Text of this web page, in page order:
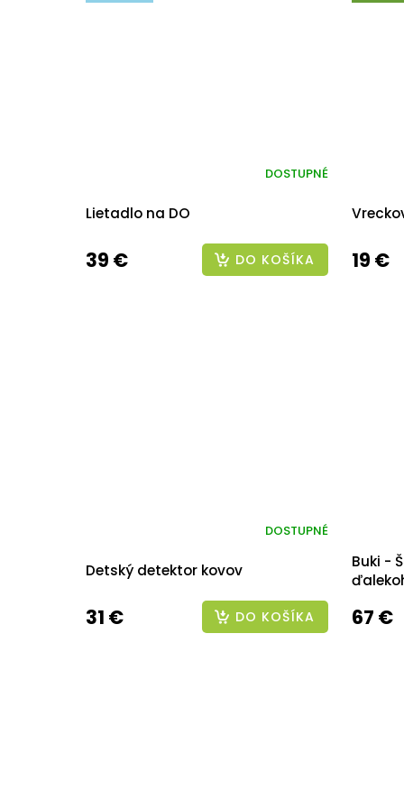
Lietadlo na DO
DOSTUPNÉ
39 € DO KOŠÍKA 19 €
Detský detektor kovov
DOSTUPNÉ
31 € DO KOŠÍKA
Buki -
67 €